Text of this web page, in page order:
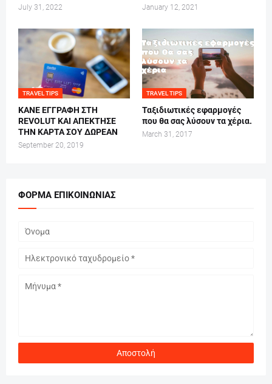
July 31, 2022 January 12, 2021
TRAVEL TIPS
ΚΑΝΕ ΕΓΓΡΑΦΗ ΣΤΗ
REVOLUT ΚΑΙ ΑΠΕΚΤΗΣΕ
ΤΗΝ ΚΑΡΤΑ ΣΟΥ ΔΩΡΕΑΝ
September 20, 2019
TRAVEL TIPS
Ταξιδιωτικές εφαρμογές
που θα σας λύσουν τα χέρια.
March 31, 2017
ΦΌΡΜΑ ΕΠΙΚΟΙΝΩΝΊΑΣ